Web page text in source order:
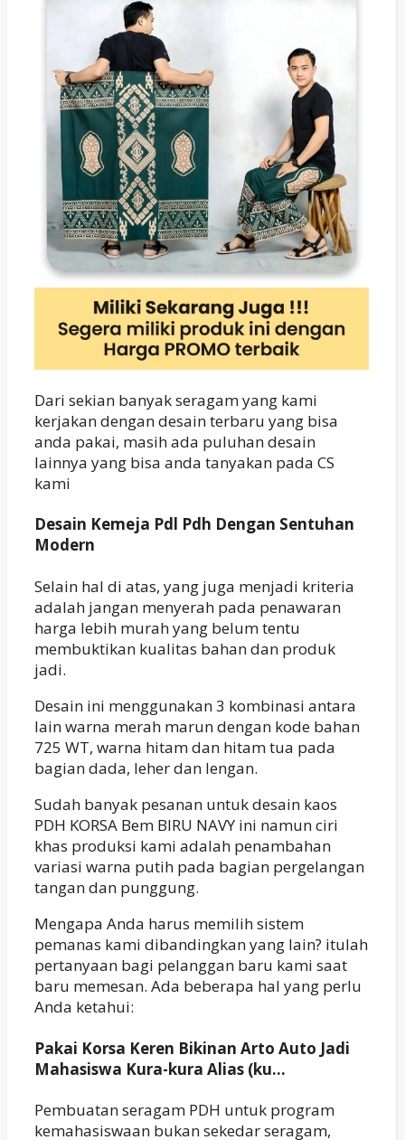
Dari sekian banyak seragam yang kami
kerjakan dengan desain terbaru yang bisa
anda pakai, masih ada puluhan desain
lainnya yang bisa anda tanyakan pada CS
kami
Desain Kemeja Pdl Pdh Dengan Sentuhan
Modern
Selain hal di atas, yang juga menjadi kriteria
adalah jangan menyerah pada penawaran
harga lebih murah yang belum tentu
membuktikan kualitas bahan dan produk
jadi.
Desain ini menggunakan 3 kombinasi antara
lain warna merah marun dengan kode bahan
725 WT, warna hitam dan hitam tua pada
bagian dada, leher dan lengan.
Sudah banyak pesanan untuk desain kaos
PDH KORSA Bem BIRU NAVY ini namun ciri
khas produksi kami adalah penambahan
variasi warna putih pada bagian pergelangan
tangan dan punggung.
Mengapa Anda harus memilih sistem
pemanas kami dibandingkan yang lain? itulah
pertanyaan bagi pelanggan baru kami saat
baru memesan. Ada beberapa hal yang perlu
Anda ketahui:
Pakai Korsa Keren Bikinan Arto Auto Jadi
Mahasiswa Kura-kura Alias (ku…
Pembuatan seragam PDH untuk program
kemahasiswaan bukan sekedar seragam,